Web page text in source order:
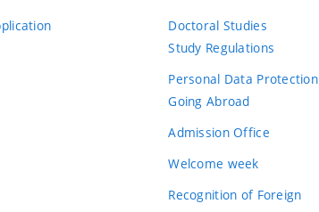
Doctoral Studies
Study Regulations
Personal Data Protection
Going Abroad
Admission Office
Welcome week
Recognition of Foreign